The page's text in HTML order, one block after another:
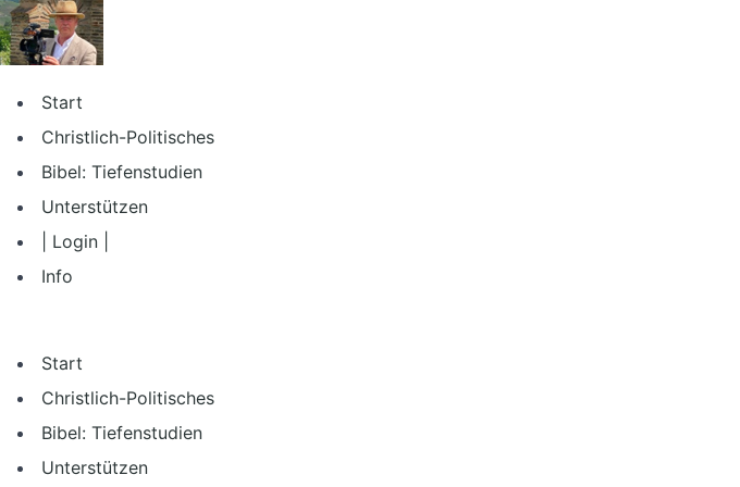
Zum
Inhalt
springen
Start
Christlich-Politisches
Bibel: Tiefenstudien
Unterstützen
| Login |
Info
Start
Christlich-Politisches
Bibel: Tiefenstudien
Unterstützen